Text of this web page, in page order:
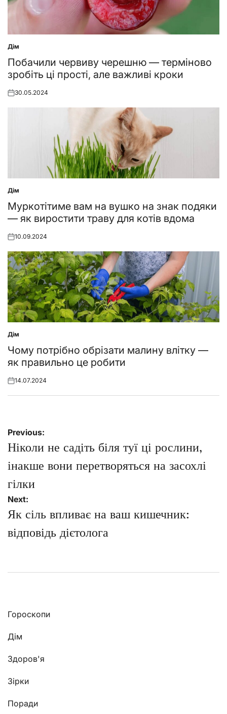
Posted
in
Дім
Побачили червиву черешню — терміново
зробіть ці прості, але важливі кроки
Posted
30.05.2024
Posted
in
Дім
Муркотітиме вам на вушко на знак подяки
— як виростити траву для котів вдома
Posted
10.09.2024
Posted
in
Дім
Чому потрібно обрізати малину влітку —
як правильно це робити
Posted
14.07.2024
Навігація
записів
Previous:
Ніколи не садіть біля туї ці рослини,
інакше вони перетворяться на засохлі
гілки
Next:
Як сіль впливає на ваш кишечник:
відповідь дієтолога
Гороскопи
Дім
Здоров'я
Зірки
Поради